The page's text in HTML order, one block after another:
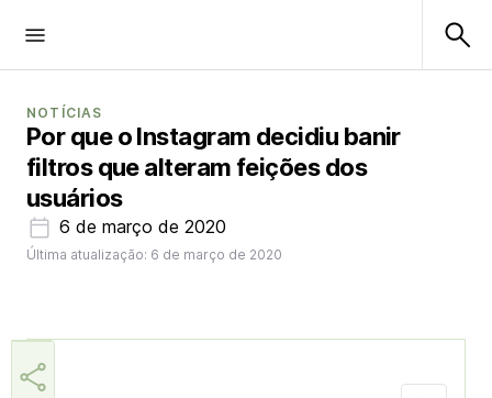
NOTÍCIAS
Por que o Instagram decidiu banir
filtros que alteram feições dos
usuários
6 de março de 2020
Última atualização: 6 de março de 2020